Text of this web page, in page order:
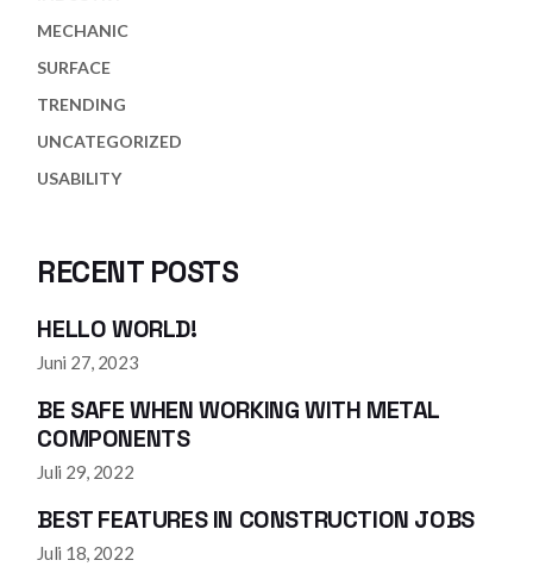
MECHANIC
SURFACE
TRENDING
UNCATEGORIZED
USABILITY
RECENT POSTS
HELLO WORLD!
Juni 27, 2023
BE SAFE WHEN WORKING WITH METAL
COMPONENTS
Juli 29, 2022
BEST FEATURES IN CONSTRUCTION JOBS
Juli 18, 2022